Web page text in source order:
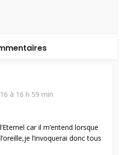
à 16 h 59 min
car il m’entend lorsque
l’invoquerai donc tous